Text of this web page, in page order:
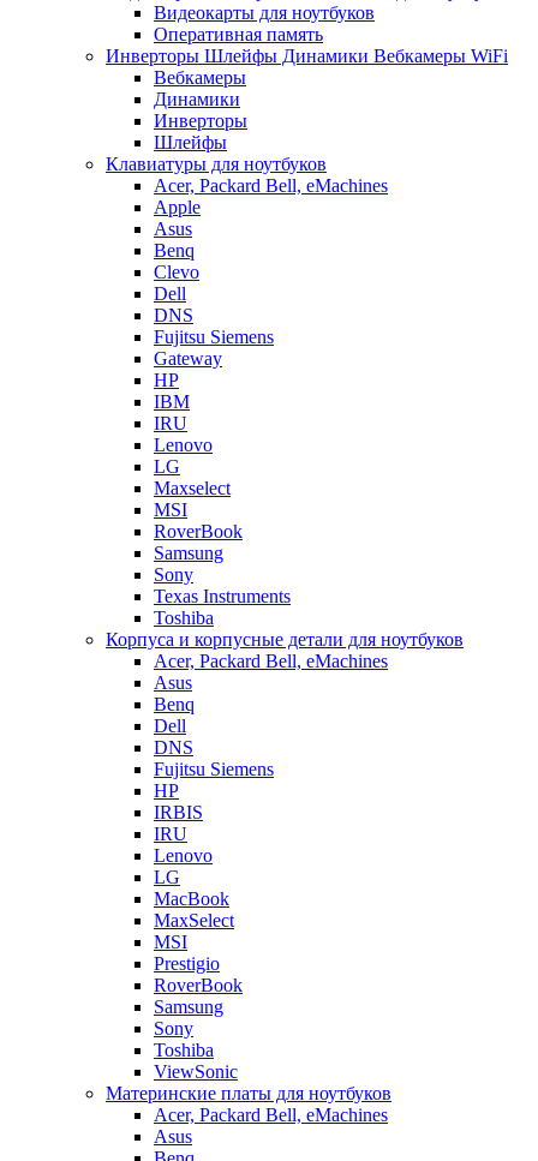
Видеокарты для ноутбуков
Оперативная память
Инверторы Шлейфы Динамики Вебкамеры WiFi
Вебкамеры
Динамики
Инверторы
Шлейфы
Клавиатуры для ноутбуков
Acer, Packard Bell, eMachines
Apple
Asus
Benq
Clevo
Dell
DNS
Fujitsu Siemens
Gateway
HP
IBM
IRU
Lenovo
LG
Maxselect
MSI
RoverBook
Samsung
Sony
Texas Instruments
Toshiba
Корпуса и корпусные детали для ноутбуков
Acer, Packard Bell, eMachines
Asus
Benq
Dell
DNS
Fujitsu Siemens
HP
IRBIS
IRU
Lenovo
LG
MacBook
MaxSelect
MSI
Prestigio
RoverBook
Samsung
Sony
Toshiba
ViewSonic
Материнские платы для ноутбуков
Acer, Packard Bell, eMachines
Asus